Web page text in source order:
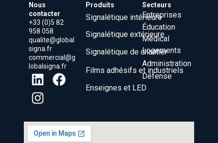
Nous
contacter
+33 (0)5 82
958 058
qualite@global
signa.fr
commercial@g
lobalsigna.fr
Produits
Signalétique intérieure
Signalétique extérieure
Signalétique de chantier
Films adhésifs et industriels
Enseignes et LED
Secteurs
Entreprises
Éducation
Médical
Logements
Administration
Défense